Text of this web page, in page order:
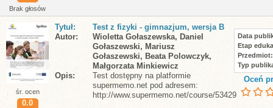
Brak głosów
śr. ocen
0.0
Tytuł
Test z fizyki - gimnazjum, wersja B
Autor
Wioletta Gołaszewska, Daniel
Gołaszewski, Mariusz
Gołaszewski, Beata Polowczyk,
Małgorzata Minkiewicz
Opis
Test dostępny na platformie
supermemo.net pod adresem:
http://www.supermemo.net/course/53429
Data
Etap
Przedmiot
Typ
Oceń